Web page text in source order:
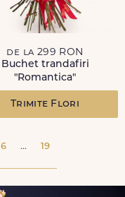
de la 299 RON
Buchet trandafiri
"Romantica"
Trimite Flori
6 ... 19